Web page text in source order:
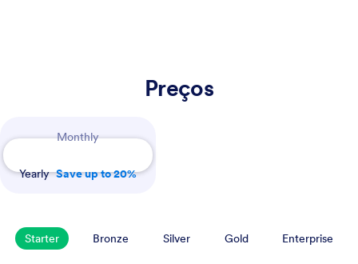
Preços
Monthly
Yearly Save up to 20%
Starter Bronze Silver Gold Enterprise